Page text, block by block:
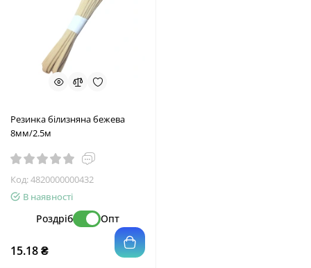
Резинка білизняна бежева
8мм/2.5м
Код:4820000000432
В наявності
Роздріб Опт
15.18 ₴